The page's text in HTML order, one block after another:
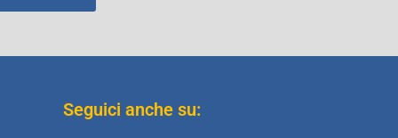
Seguici anche su: